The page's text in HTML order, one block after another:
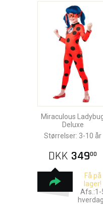
Miraculous
Deluxe
Størrelser: 3-10 år
DKK 34900
Få på
lager!
Afs.:1-